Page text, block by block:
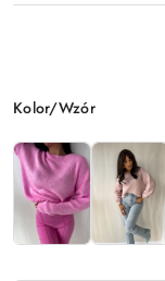
Wariant
Kolor/Wzór